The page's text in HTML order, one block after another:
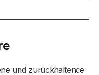
und zurückhaltende